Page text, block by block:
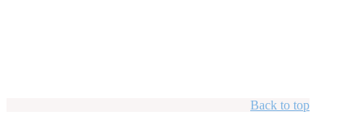
Back to top